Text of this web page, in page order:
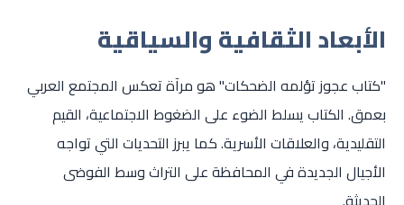
الأبعاد الثقافية والسياقية
"كتاب عجوز تؤلمه الضحكات" هو مرآة تعكس المجتمع العربي
بعمق. الكتاب يسلط الضوء على الضغوط الاجتماعية، القيم
التقليدية، والعلاقات الأسرية. كما يبرز التحديات التي تواجه
الأجيال الجديدة في المحافظة على التراث وسط الفوضى